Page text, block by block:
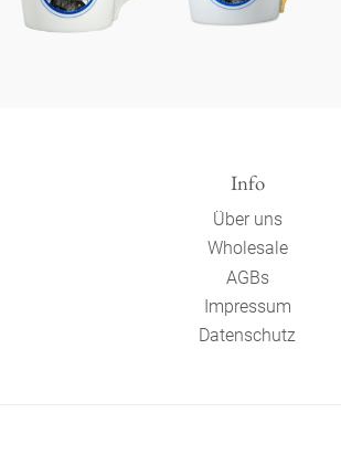
Info
Über uns
Wholesale
AGBs
Impressum
Datenschutz